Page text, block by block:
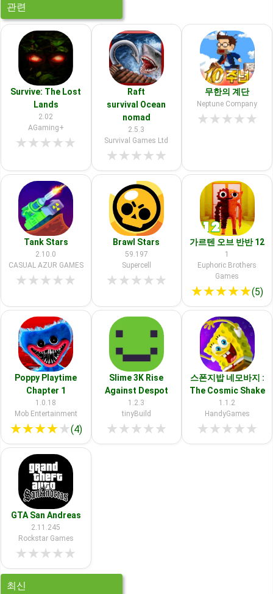
관련
Survive: The Lost
Lands
2.02
AGaming+
★★★★★
Raft
survival Ocean
nomad
2.5.3
Survival Games Ltd
★★★★★
무한의 계단
Neptune Company
★★★★★
Tank Stars
2.10.0
CASUAL AZUR GAMES
★★★★★
Brawl Stars
59.197
Supercell
★★★★★
가르텐 오브 반반 12
1
Euphoric Brothers
Games
★★★★★(5)
Poppy Playtime
Chapter 1
1.0.18
Mob Entertainment
★★★★★(4)
Slime 3K Rise
Against Despot
1.2.3
tinyBuild
★★★★★
스폰지밥 네모바지 :
The Cosmic Shake
1.1.2
HandyGames
★★★★★
GTA San Andreas
2.11.245
Rockstar Games
★★★★★
최신